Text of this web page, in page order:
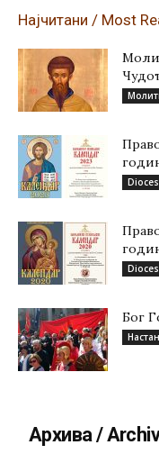
Најчитани / Most
Бог
Архива /